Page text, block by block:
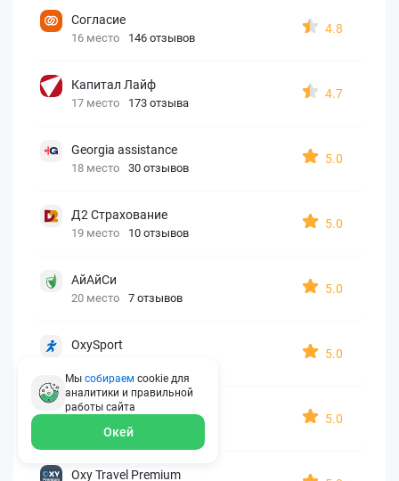
Согласие
16 место 146 отзывов
4.8
Капитал Лайф
17 место 173 отзыва
4.7
Georgia assistance
18 место 30 отзывов
5.0
Д2 Страхование
19 место 10 отзывов
5.0
АйАйСи
20 место 7 отзывов
5.0
OxySport
5.0
ERGO AXA
22 место 2 отзыва
5.0
Oxy Travel Premium
Мы собираем cookie для
аналитики и правильной
работы сайта
Окей